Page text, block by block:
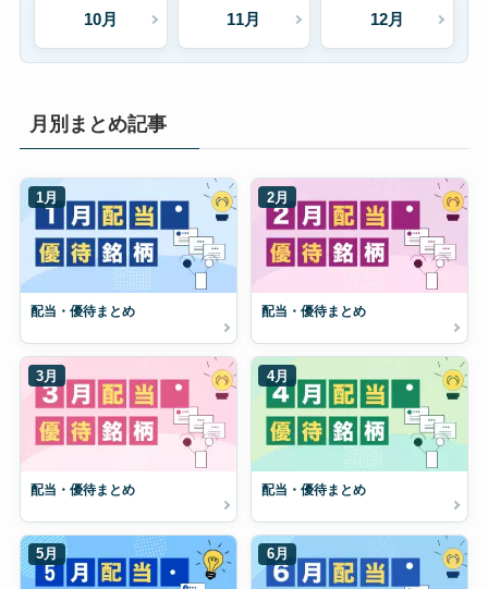
10月 11月 12月
月別まとめ記事
1月
配当・優待まとめ
2月
配当・優待まとめ
3月
配当・優待まとめ
4月
配当・優待まとめ
5月 6月